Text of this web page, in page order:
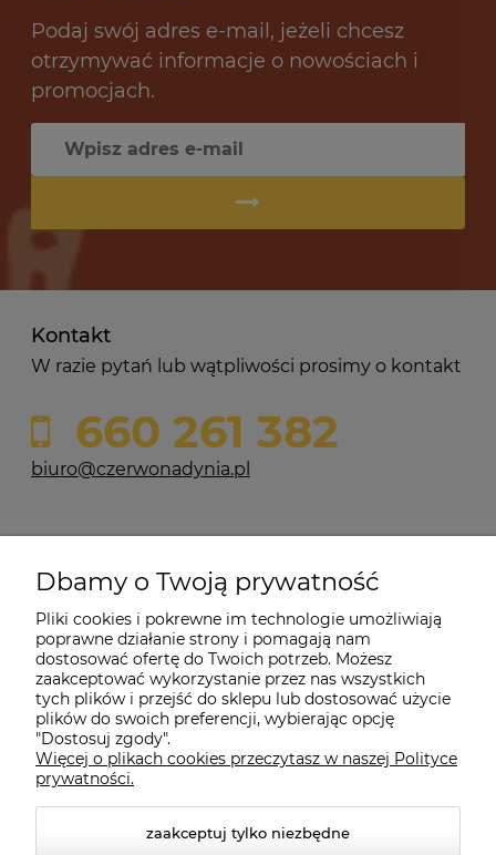
Podaj swój adres e-mail, jeżeli chcesz
otrzymywać informacje o nowościach i
promocjach.
Kontakt
W razie pytań lub wątpliwości prosimy o kontakt
660 261 382
biuro@czerwonadynia.pl
Moje konto
O firmie
Czerwona Dynia|ul. Konarskiego 9a| 66-200 Świebodzin |
Dbamy o Twoją prywatność
Pliki cookies i pokrewne im technologie umożliwiają
poprawne działanie strony i pomagają nam
dostosować ofertę do Twoich potrzeb. Możesz
zaakceptować wykorzystanie przez nas wszystkich
tych plików i przejść do sklepu lub dostosować użycie
plików do swoich preferencji, wybierając opcję
"Dostosuj zgody".
Więcej o plikach cookies przeczytasz w naszej Polityce
prywatności.
zaakceptuj tylko niezbędne